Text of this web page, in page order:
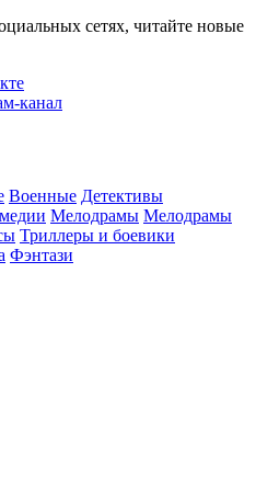
сетях, читайте новые
Военные Детективы
Мелодрамы Мелодрамы
Триллеры и боевики
Фэнтази